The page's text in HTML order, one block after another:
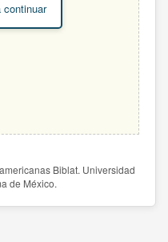
continuar
Biblat. Universidad
de México.